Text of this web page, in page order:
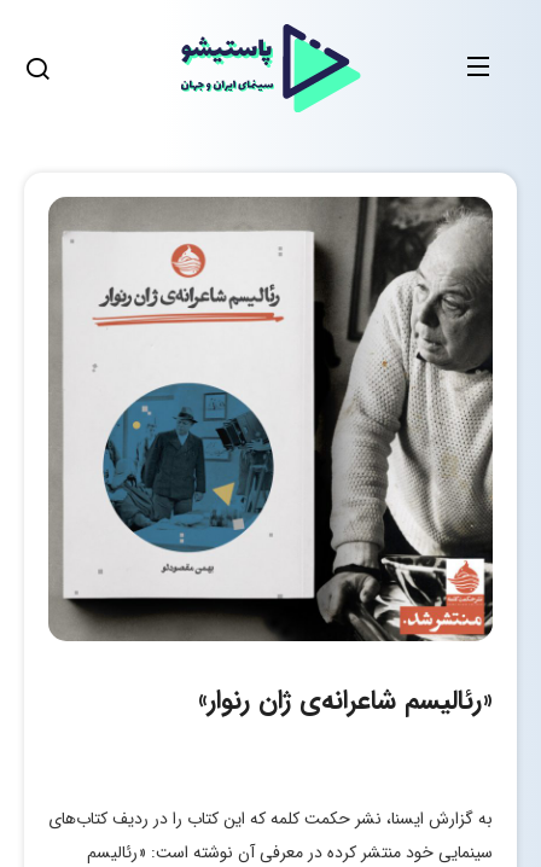
«رئالیسم شاعرانه‌ی ژان رنوار»
به گزارش ایسنا، نشر حکمت کلمه که این کتاب را در ردیف کتاب‌های
سینمایی خود منتشر کرده در معرفی آن نوشته است: «رئالیسم